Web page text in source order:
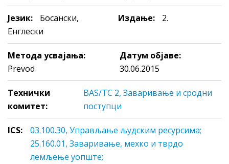
Језик:
Босански,
Енглески
Издање: 2.
Метода усвајања:
Prevod
Датум објаве:
30.06.2015
Технички
комитет:
BAS/TC 2, Заваривање и сродни
поступци
ICS:
03.100.30, Упрaвљaњe људским рeсурсимa;
25.160.01, Зaвaривaњe, мeхкo и тврдo
лeмљeњe уопште;